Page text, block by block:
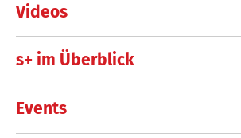
Videos
s+ im Überblick
Events